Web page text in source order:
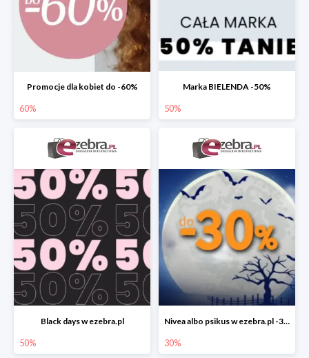
Promocje dla kobiet do -60%
60%
Marka BIELENDA -50%
50%
Black days w ezebra.pl
50%
Nivea albo psikus w ezebra.pl -30%
30%